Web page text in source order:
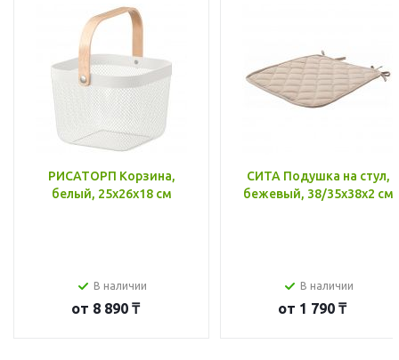
РИСАТОРП Корзина,
белый, 25x26x18 см
В наличии
от 8 890 ₸
СИТА Подушка на стул,
бежевый, 38/35x38x2 см
В наличии
от 1 790 ₸